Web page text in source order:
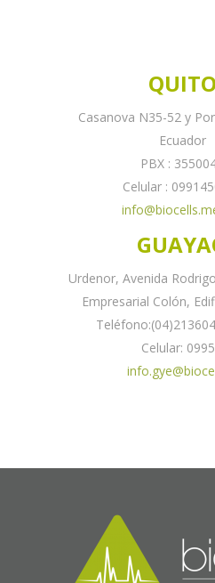
QUITO
Casanova N35-52 y
Ecuador
PBX :
Celular :
Urdenor, Avenida
Empresarial Colón,
Celular: